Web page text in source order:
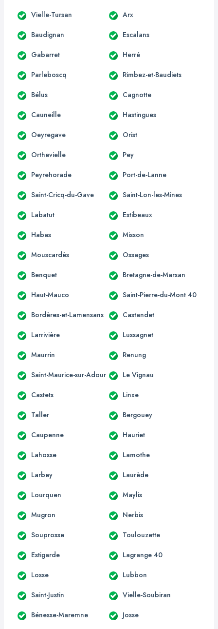
Vielle-Tursan Arx
Baudignan Escalans
Gabarret Herré
Parleboscq Rimbez-et-Baudiets
Bélus Cagnotte
Cauneille Hastingues
Oeyregave Orist
Orthevielle Pey
Peyrehorade Port-de-Lanne
Saint-Cricq-du-Gave Saint-Lon-les-Mines
Labatut Estibeaux
Habas Misson
Mouscardès Ossages
Benquet Bretagne-de-Marsan
Haut-Mauco Saint-Pierre-du-Mont 40
Bordères-et-Lamensans Castandet
Larrivière Lussagnet
Maurrin Renung
Saint-Maurice-sur-Adour Le Vignau
Castets Linxe
Taller Bergouey
Caupenne Hauriet
Lahosse Lamothe
Larbey Laurède
Lourquen Maylis
Mugron Nerbis
Souprosse Toulouzette
Estigarde Lagrange 40
Losse Lubbon
Saint-Justin Vielle-Soubiran
Bénesse-Maremne Josse